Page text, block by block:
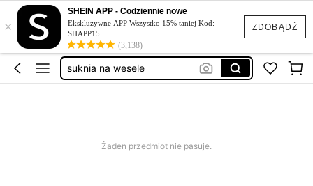
ZDOBĄDŹ
×
SHEIN APP - Codziennie nowe
Ekskluzywne APP Wszystko 15% taniej Kod:
SHAPP15
(3,138)
gniotki
squishy
suknia na wesele
Żaden przedmiot nie pasuje.